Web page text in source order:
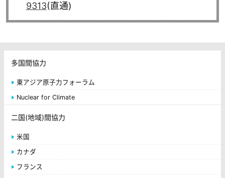
9313(直通)
多国間協力
東アジア原子力フォーラム
Nuclear for Climate
二国(地域)間協力
米国
カナダ
フランス